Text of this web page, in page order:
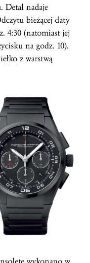
Detal nadaje
bieżącej daty
4:30 (natomiast jej
na godz. 10).
z warstwą